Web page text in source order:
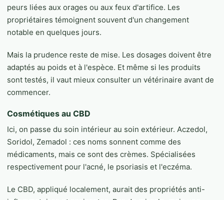
peurs liées aux orages ou aux feux d'artifice. Les
propriétaires témoignent souvent d'un changement
notable en quelques jours.
Mais la prudence reste de mise. Les dosages doivent être
adaptés au poids et à l'espèce. Et même si les produits
sont testés, il vaut mieux consulter un vétérinaire avant de
commencer.
Cosmétiques au CBD
Ici, on passe du soin intérieur au soin extérieur. Aczedol,
Soridol, Zemadol : ces noms sonnent comme des
médicaments, mais ce sont des crèmes. Spécialisées
respectivement pour l'acné, le psoriasis et l'eczéma.
Le CBD, appliqué localement, aurait des propriétés anti-